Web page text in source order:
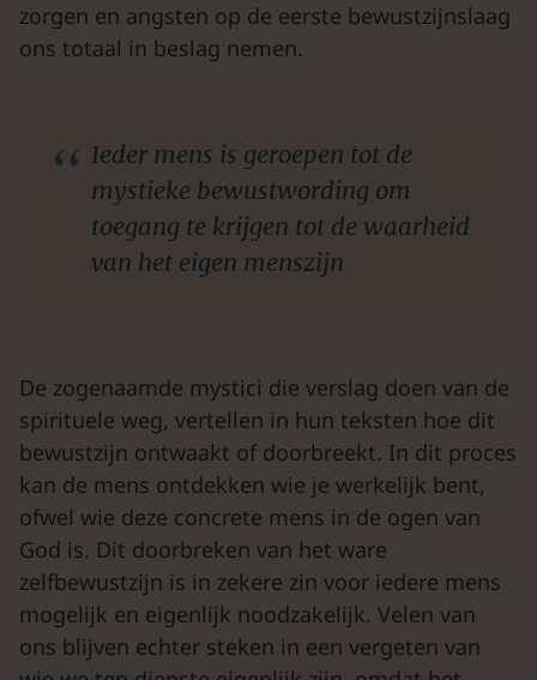
zorgen en angsten op de eerste bewustzijnslaag
ons totaal in beslag nemen.
Ieder mens is geroepen tot de
mystieke bewustwording om
toegang te krijgen tot de waarheid
van het eigen menszijn
De zogenaamde mystici die verslag doen van de
spirituele weg, vertellen in hun teksten hoe dit
bewustzijn ontwaakt of doorbreekt. In dit proces
kan de mens ontdekken wie je werkelijk bent,
ofwel wie deze concrete mens in de ogen van
God is. Dit doorbreken van het ware
zelfbewustzijn is in zekere zin voor iedere mens
mogelijk en eigenlijk noodzakelijk. Velen van
ons blijven echter steken in een vergeten van